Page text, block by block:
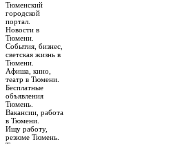
Тюменский
городской
портал.
Новости в
Тюмени.
События, бизнес,
светская жизнь в
Тюмени.
Афиша, кино,
театр в Тюмени.
Бесплатные
объявления
Тюмень.
Вакансии, работа
в Тюмени.
Ищу работу,
резюме Тюмень.